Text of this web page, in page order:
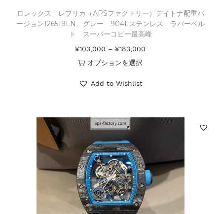
ロレックス レプリカ（APSファクトリー）デイトナ配重バ
ージョン126519LN グレー 904Lステンレス ラバーベル
ト スーパーコピー最高峰
¥103,000 –¥183,000
オプションを選択
Add to Wishlist